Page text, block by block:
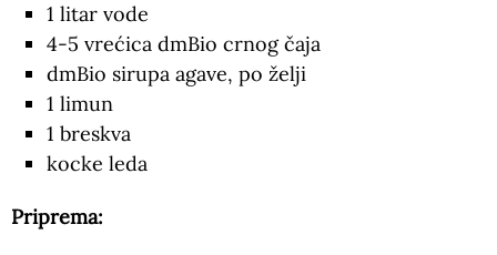
1 litar vode
4-5 vrećica dmBio crnog čaja
dmBio sirupa agave, po želji
1 limun
1 breskva
kocke leda
Priprema: